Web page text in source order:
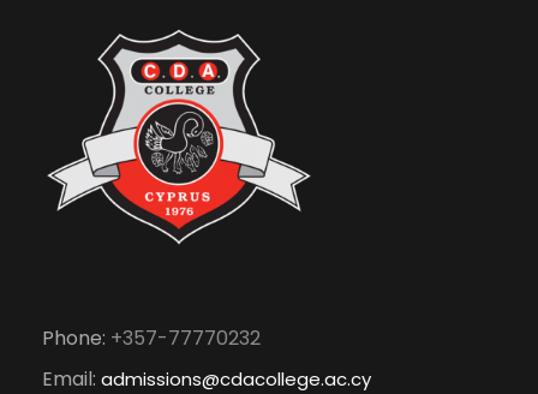
Phone: +357-77770232
Email: admissions@cdacollege.ac.cy